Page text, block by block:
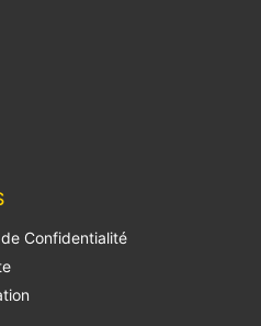
Confidentialité